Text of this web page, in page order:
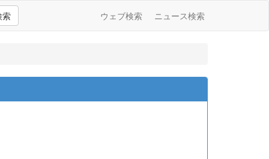
索 ウェブ検索 ニュース検索